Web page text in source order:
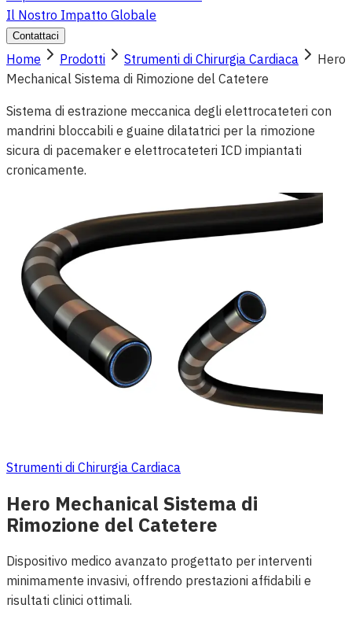
Il Nostro Impatto Globale
Contattaci
Home Prodotti Strumenti di Chirurgia Cardiaca
Hero
Mechanical Sistema di Rimozione del Catetere
Sistema di estrazione meccanica degli elettrocateteri con
mandrini bloccabili e guaine dilatatrici per la rimozione
sicura di pacemaker e elettrocateteri ICD impiantati
cronicamente.
Strumenti di Chirurgia Cardiaca
Hero Mechanical Sistema di
Rimozione del Catetere
Dispositivo medico avanzato progettato per interventi
minimamente invasivi, offrendo prestazioni affidabili e
risultati clinici ottimali.